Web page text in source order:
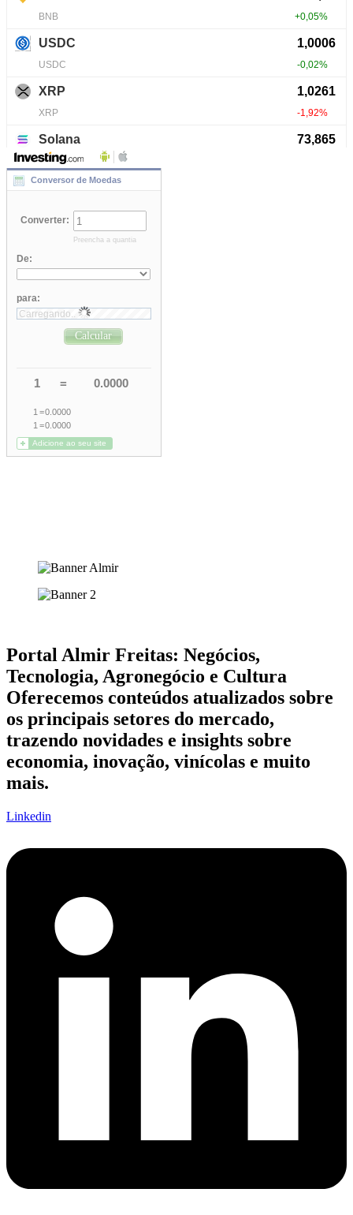
Portal Almir Freitas: Negócios,
Tecnologia, Agronegócio e Cultura
Oferecemos conteúdos atualizados sobre
os principais setores do mercado,
trazendo novidades e insights sobre
economia, inovação, vinícolas e muito
mais.
Linkedin